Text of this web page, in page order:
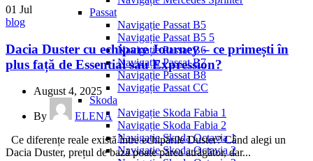
Passat
Navigație Passat B5
Navigație Passat B5 5
Navigație Passat B6
Navigație Passat B7
Navigație Passat B8
Navigație Passat CC
Skoda
Navigație Skoda Fabia 1
Navigație Skoda Fabia 2
Navigație Skoda Octavia 1
Navigație Skoda Octavia 2
01 Jul
blog
Dacia Duster cu echipare Journey – ce primești în
plus față de Essential sau Expression?
August 4, 2025
By
ELENA
Ce diferențe reale există între echipările Duster? Când alegi un
Dacia Duster, prețul de bază poate părea atrăgător, dar...